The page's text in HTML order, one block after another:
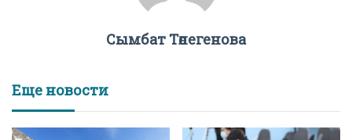
Сымбат Төлегенова
Еще новости